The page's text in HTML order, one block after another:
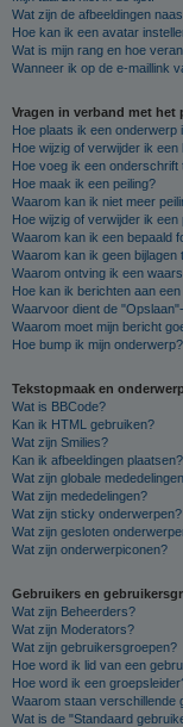
Wat zijn de afbeeldingen
Hoe kan ik een avatar
Wat is mijn rang en hoe
Wanneer ik op de e-maillink
Vragen in verband met het
Hoe plaats ik een
Hoe wijzig of verwijder ik een
Hoe voeg ik een onderschrift
Hoe maak ik een peiling?
Waarom kan ik niet meer
Hoe wijzig of verwijder ik een
Waarom kan ik een bepaald
Waarom kan ik geen bijlagen
Waarom ontving ik een
Hoe kan ik berichten aan
Waarvoor dient de
Waarom moet mijn bericht
Hoe bump ik mijn onderwerp?
Tekstopmaak en
Wat is BBCode?
Kan ik HTML gebruiken?
Wat zijn Smilies?
Kan ik afbeeldingen plaatsen?
Wat zijn globale
Wat zijn mededelingen?
Wat zijn sticky onderwerpen?
Wat zijn gesloten
Wat zijn onderwerpiconen?
Gebruikers en
Wat zijn Beheerders?
Wat zijn Moderators?
Wat zijn gebruikersgroepen?
Hoe word ik lid van een
Hoe word ik een
Waarom staan verschillende
Wat is de "Standaard